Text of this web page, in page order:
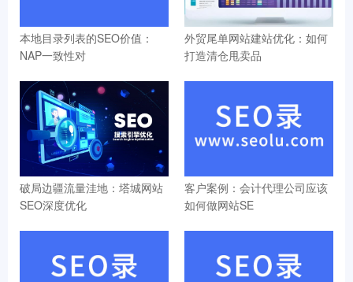
本地目录列表的SEO价值：
NAP一致性对
外贸尾单网站建站优化：如何
打造清仓甩卖品
破局边疆流量洼地：塔城网站
SEO深度优化
客户案例：会计代理公司应该
如何做网站SE